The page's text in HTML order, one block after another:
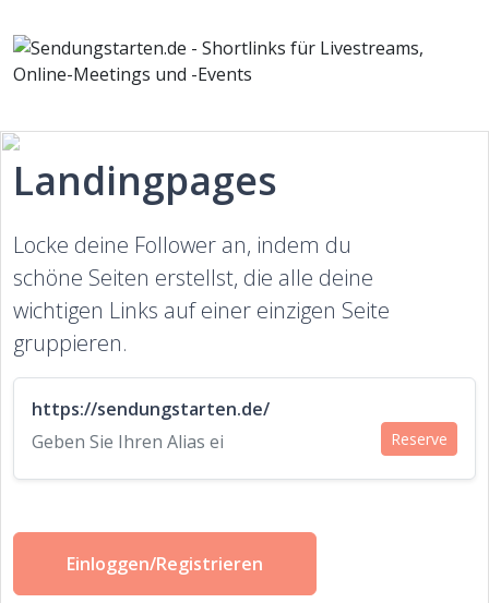
Landingpages
Locke deine Follower an, indem du
schöne Seiten erstellst, die alle deine
wichtigen Links auf einer einzigen Seite
gruppieren.
https://sendungstarten.de/
Reserve
Einloggen/Registrieren